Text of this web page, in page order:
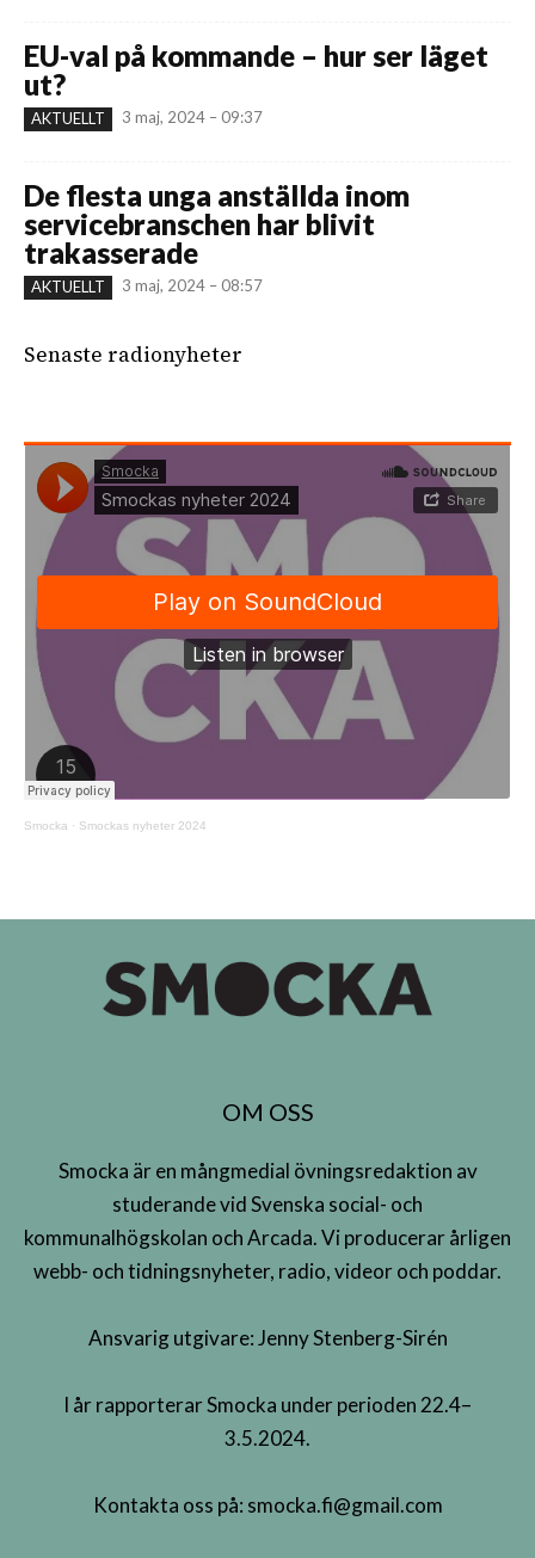
EU-val på kommande – hur ser läget
ut?
AKTUELLT 3 maj, 2024 – 09:37
De flesta unga anställda inom
servicebranschen har blivit
trakasserade
AKTUELLT 3 maj, 2024 – 08:57
Senaste radionyheter
Smocka · Smockas nyheter 2024
OM OSS
Smocka är en mångmedial övningsredaktion av
studerande vid Svenska social- och
kommunalhögskolan och Arcada. Vi producerar årligen
webb- och tidningsnyheter, radio, videor och poddar.
Ansvarig utgivare: Jenny Stenberg-Sirén
I år rapporterar Smocka under perioden 22.4–
3.5.2024.
Kontakta oss på: smocka.fi@gmail.com